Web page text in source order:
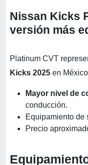
Nissan Kicks
versión más
Platinum CVT
Kicks 2025 en
Mayor nivel de
conducción.
Equipamiento de
Precio